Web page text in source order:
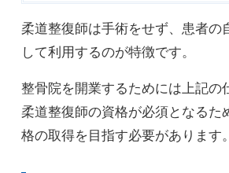
柔道整復師は手術をせず、患者の
して利用するのが特徴です。
整骨院を開業するためには上記の
柔道整復師の資格が必須となるた
格の取得を目指す必要があります。